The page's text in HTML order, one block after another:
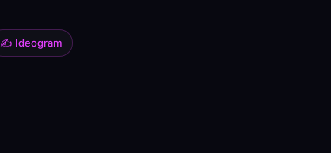
✍ Ideogram